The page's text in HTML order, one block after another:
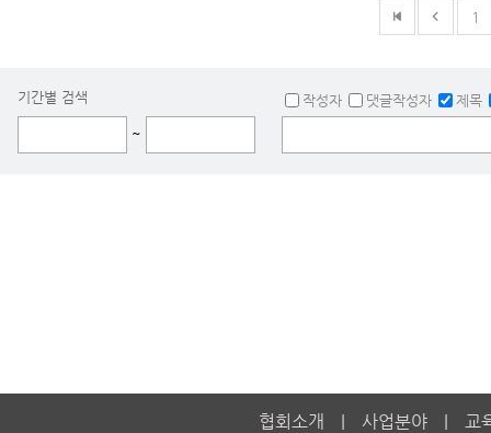
1
기간별 검색
~
작성자 댓글작성자 제목
협회소개 사업분야 교